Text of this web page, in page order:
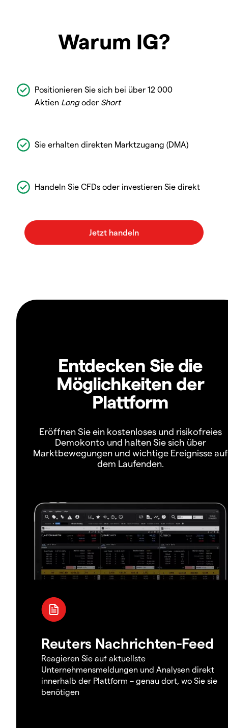
Warum IG?
Positionieren Sie sich bei über 12 000
Aktien Longoder Short
Sie erhalten direkten Marktzugang (DMA)
Handeln Sie CFDs oder investieren Sie direkt
Entdecken Sie die
Möglichkeiten der
Plattform
Eröffnen Sie ein kostenloses und risikofreies
Demokonto und halten Sie sich über
Marktbewegungen und wichtige Ereignisse auf
dem Laufenden.
Reuters Nachrichten-Feed
Reagieren Sie auf aktuellste
Unternehmensmeldungen und Analysen direkt
innerhalb der Plattform – genau dort, wo Sie sie
benötigen